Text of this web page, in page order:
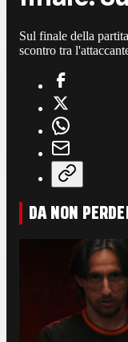
Sul finale della
scontro tra
DA NON